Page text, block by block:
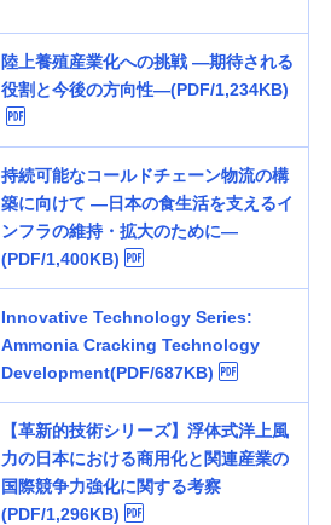
陸上養殖産業化への挑戦 —期待される
役割と今後の方向性—(PDF/1,234KB)
持続可能なコールドチェーン物流の構
築に向けて —日本の食生活を支えるイ
ンフラの維持・拡大のために—
(PDF/1,400KB)
Innovative Technology Series:
Ammonia Cracking Technology
Development(PDF/687KB)
【革新的技術シリーズ】浮体式洋上風
力の日本における商用化と関連産業の
国際競争力強化に関する考察
(PDF/1,296KB)